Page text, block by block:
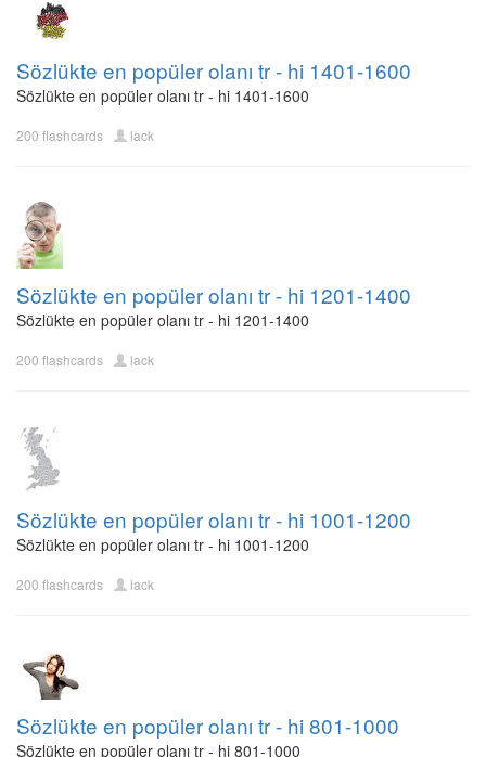
Sözlükte en popüler olanı tr - hi 1401-1600
Sözlükte en popüler olanı tr - hi 1401-1600
200 flashcards lack
Sözlükte en popüler olanı tr - hi 1201-1400
Sözlükte en popüler olanı tr - hi 1201-1400
200 flashcards lack
Sözlükte en popüler olanı tr - hi 1001-1200
Sözlükte en popüler olanı tr - hi 1001-1200
200 flashcards lack
Sözlükte en popüler olanı tr - hi 801-1000
Sözlükte en popüler olanı tr - hi 801-1000